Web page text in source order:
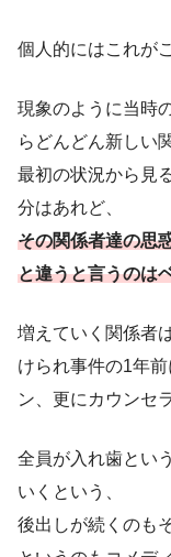
個人的にはこれが
現象のように当時
らどんどん新しい
最初の状況から見
分はあれど、
その関係者達の思
と違うと言うのは
増えていく関係者
けられ事件の1年
ン、更にカウンセ
全員が入れ歯とい
いくという、
後出しが続くのも